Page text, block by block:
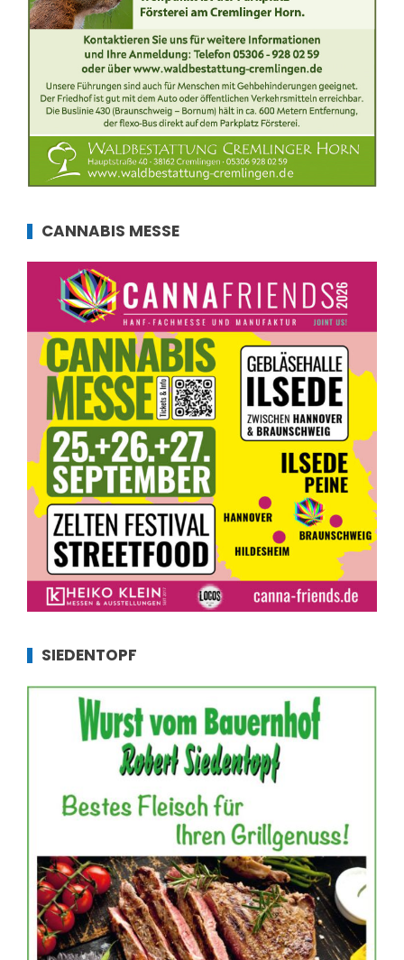
CANNABIS MESSE
SIEDENTOPF